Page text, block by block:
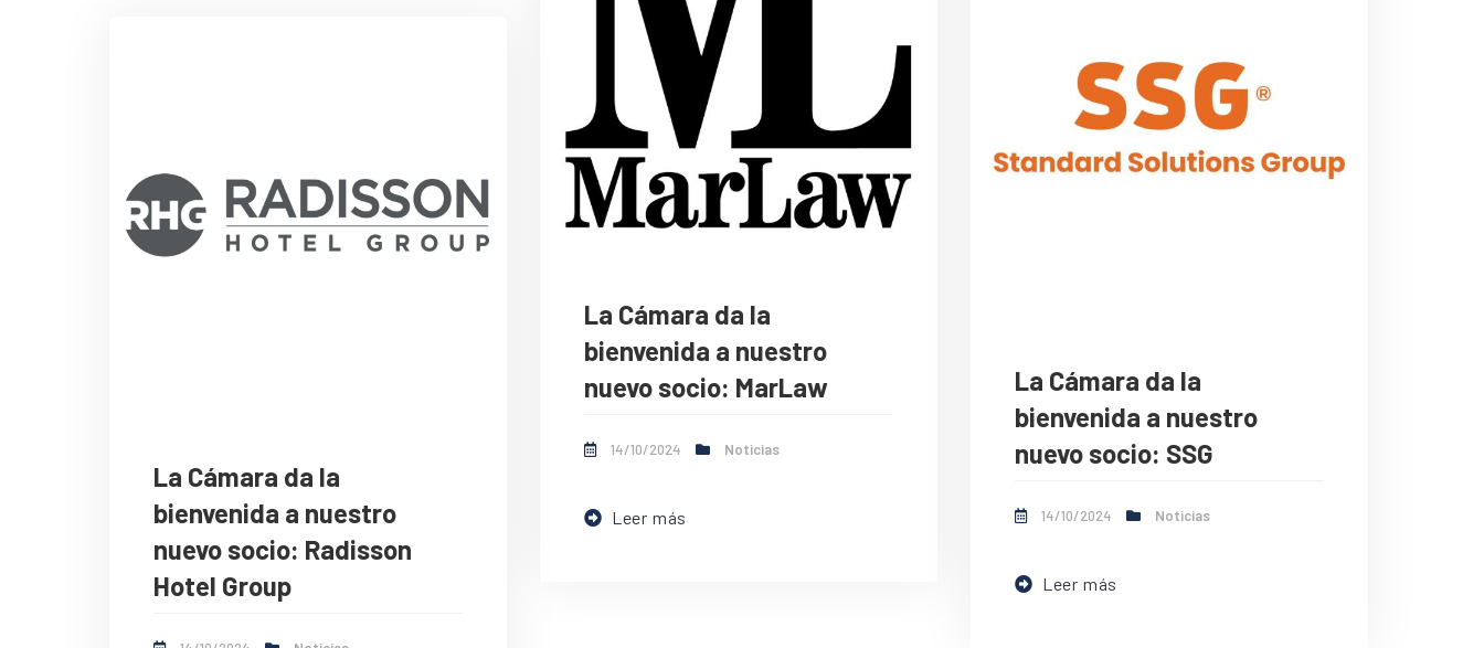
La Cámara da la
bienvenida a nuestro
nuevo socio: MarLaw
14/10/2024 Noticias
Leer más
La Cámara da la
bienvenida a nuestro
nuevo socio: SSG
14/10/2024 Noticias
Leer más
La Cámara da la
bienvenida a nuestro
nuevo socio: Radisson
Hotel Group